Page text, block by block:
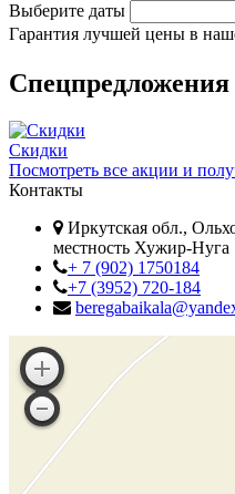
Выберите даты
Гарантия лучшей цены в
Спецпредложения
Скидки
Посмотреть все акции и
Контакты
Иркутская обл.,
местность Хужир-Нуга
+ 7 (902) 1750184
+7 (3952) 720-184